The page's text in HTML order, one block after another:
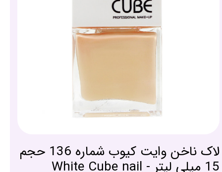
لاک ناخن وایت کیوب شماره 136 حجم
15 میلی لیتر - White Cube nail